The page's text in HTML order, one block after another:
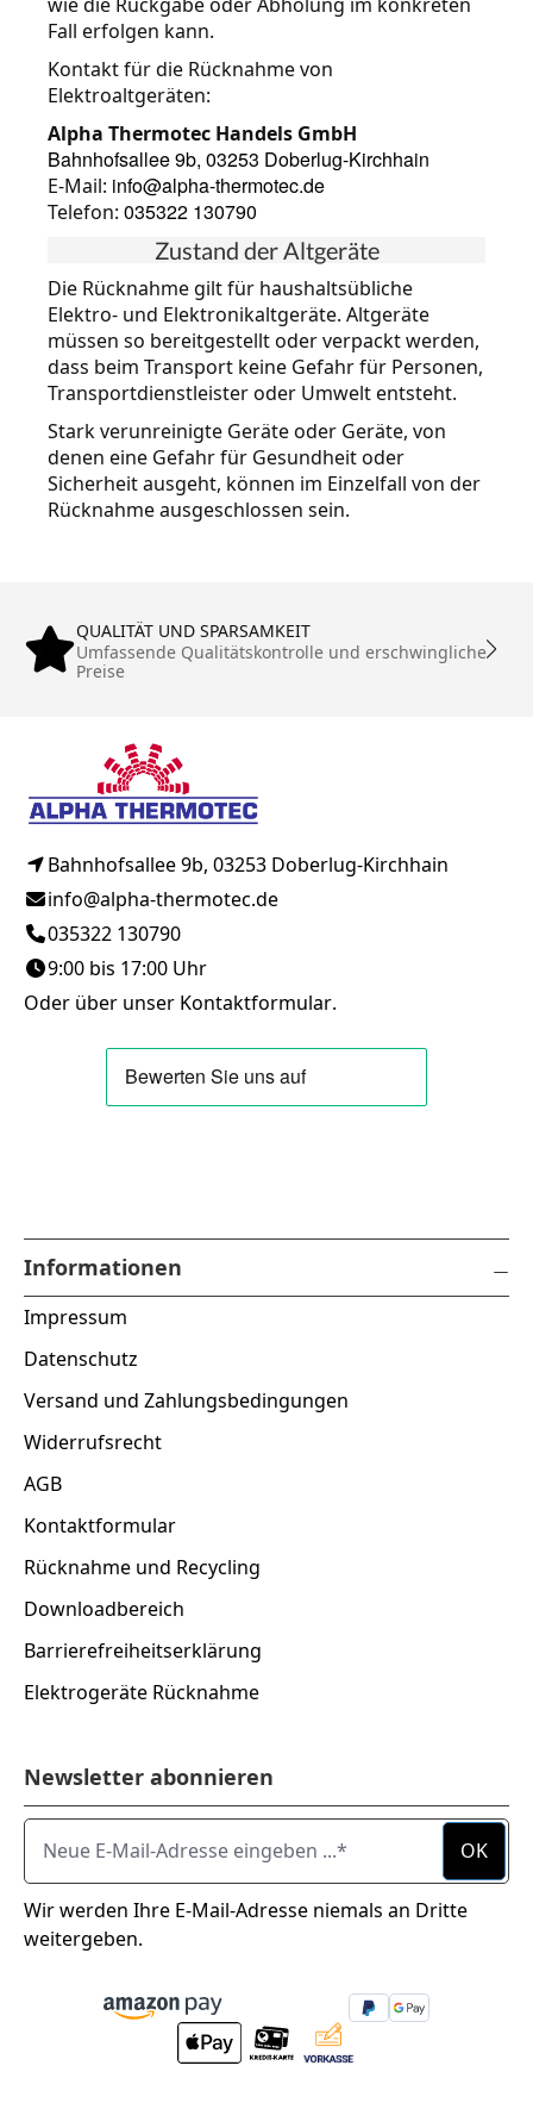
Fall erfolgen kann.
Kontakt für die Rücknahme von
Elektroaltgeräten:
Alpha Thermotec Handels GmbH
Bahnhofsallee 9b, 03253 Doberlug-Kirchhain
E-Mail: info@alpha-thermotec.de
Telefon: 035322 130790
Zustand der Altgeräte
Die Rücknahme gilt für haushaltsübliche
Elektro- und Elektronikaltgeräte. Altgeräte
müssen so bereitgestellt oder verpackt werden,
dass beim Transport keine Gefahr für Personen,
Transportdienstleister oder Umwelt entsteht.
Stark verunreinigte Geräte oder Geräte, von
denen eine Gefahr für Gesundheit oder
Sicherheit ausgeht, können im Einzelfall von der
Rücknahme ausgeschlossen sein.
QUALITÄT UND SPARSAMKEIT
Umfassende Qualitätskontrolle und erschwingliche
Preise
Bahnhofsallee 9b, 03253 Doberlug-Kirchhain
info@alpha-thermotec.de
035322 130790
9:00 bis 17:00 Uhr
Oder über unser Kontaktformular.
Informationen
Impressum
Datenschutz
Versand und Zahlungsbedingungen
Widerrufsrecht
AGB
Kontaktformular
Rücknahme und Recycling
Downloadbereich
Barrierefreiheitserklärung
Elektrogeräte Rücknahme
Newsletter abonnieren
Neue E-Mail-Adresse eingeben ...
OK
Wir werden Ihre E-Mail-Adresse niemals an Dritte
weitergeben.